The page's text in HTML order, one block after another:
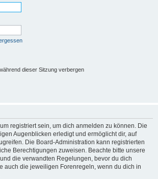
dieser Sitzung verbergen
registriert sein, um dich anmelden zu können. Die
Augenblicken erledigt und ermöglicht dir, auf
Die Board-Administration kann registrierten
Berechtigungen zuweisen. Beachte bitte unsere
die verwandten Regelungen, bevor du dich
auch die jeweiligen Forenregeln, wenn du dich in